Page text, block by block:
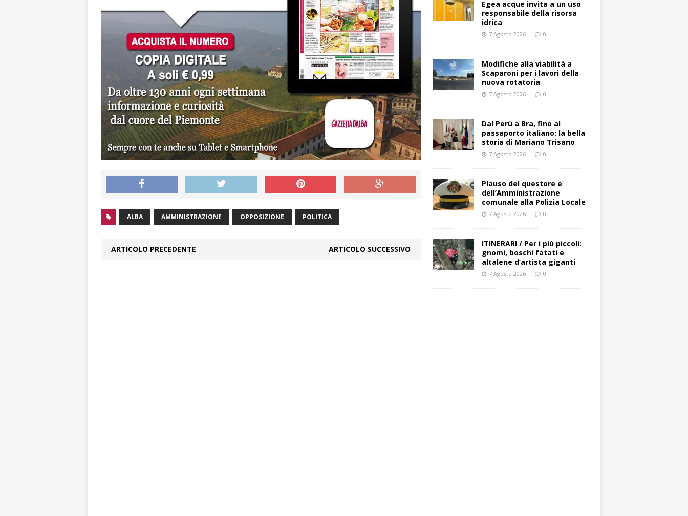
ALBA AMMINISTRAZIONE OPPOSIZIONE POLITICA
ARTICOLO PRECEDENTE ARTICOLO SUCCESSIVO
Egea acque invita a un uso
responsabile della risorsa
idrica
7 Agosto 2026 0
Modifiche alla viabilità a
Scaparoni per i lavori della
nuova rotatoria
7 Agosto 2026 0
​Dal Perù a Bra, fino al
passaporto italiano: la bella
storia di Mariano Trisano
7 Agosto 2026 0
Plauso del questore e
dell’Amministrazione
comunale alla Polizia Locale
7 Agosto 2026 0
ITINERARI / Per i più piccoli:
gnomi, boschi fatati e
altalene d’artista giganti
7 Agosto 2026 0